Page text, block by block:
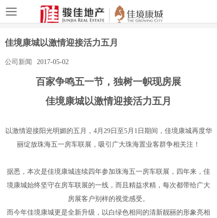
佳境康城以激情迎接活力五月
公司新闻 2017-05-02
百家争鸣五一节，独树一帜现房展
佳境康城以激情迎接活力五月
以激情迎接阳光明媚的五月，4月29日至5月1日期间，佳境康城再度华
丽绽放珠海五一房车联展，吸引广大珠海置业客群争相关注！
据悉，本次是佳境康城连续四年参加珠海五一房车联展，四年来，佳
境康城始终坚守在房车联展的一线，而且精益求精，每次都带给广大
房展客户别样的视觉感受。
而今年佳境康城更是全新升级，以白绿色相间的清新靓丽的形象亮相